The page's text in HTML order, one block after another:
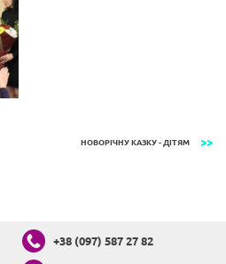
НОВОРІЧНУ КАЗКУ - ДІТЯМ
+38 (097) 587 27 82